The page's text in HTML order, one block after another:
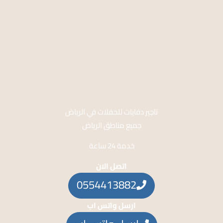
تاجير دفايات للحفلات في الرياض
جميع مناطق الرياض
خدمة 24 ساعة
اتصل الان
0554413882
ارسل واتس اب